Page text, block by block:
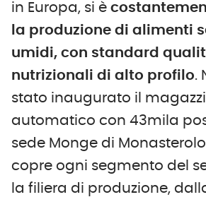
in Europa, si è
la produzione di alimenti
umidi, con standard
nutrizionali di alto profilo.
stato inaugurato il
automatico con 43mila
sede Monge di
copre ogni segmento del
la filiera di produzione,